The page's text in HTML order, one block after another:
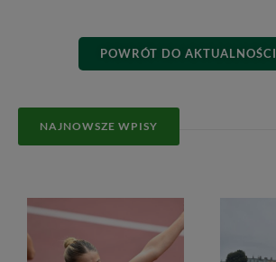
POWRÓT DO AKTUALNOŚCI
NAJNOWSZE WPISY